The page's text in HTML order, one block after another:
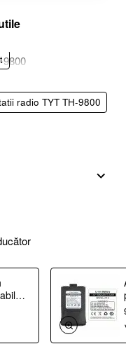
9800
radio TYT TH-9800